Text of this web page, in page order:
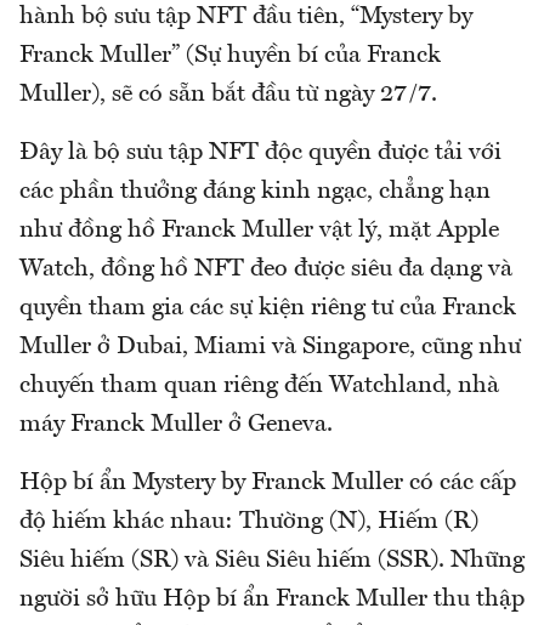
hành bộ sưu tập NFT đầu tiên, “Mystery by
Franck Muller” (Sự huyền bí của Franck
Muller), sẽ có sẵn bắt đầu từ ngày 27/7.
Đây là bộ sưu tập NFT độc quyền được tải với
các phần thưởng đáng kinh ngạc, chẳng hạn
như đồng hồ Franck Muller vật lý, mặt Apple
Watch, đồng hồ NFT đeo được siêu đa dạng và
quyền tham gia các sự kiện riêng tư của Franck
Muller ở Dubai, Miami và Singapore, cũng như
chuyến tham quan riêng đến Watchland, nhà
máy Franck Muller ở Geneva.
Hộp bí ẩn Mystery by Franck Muller có các cấp
độ hiếm khác nhau: Thường (N), Hiếm (R)
Siêu hiếm (SR) và Siêu Siêu hiếm (SSR). Những
người sở hữu Hộp bí ẩn Franck Muller thu thập